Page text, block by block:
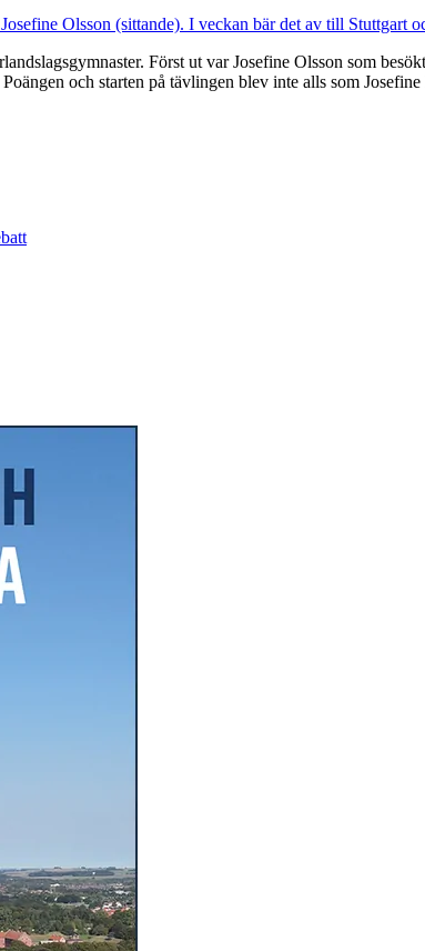
Först ut var Josefine Olsson som
och starten på tävlingen blev inte alls som